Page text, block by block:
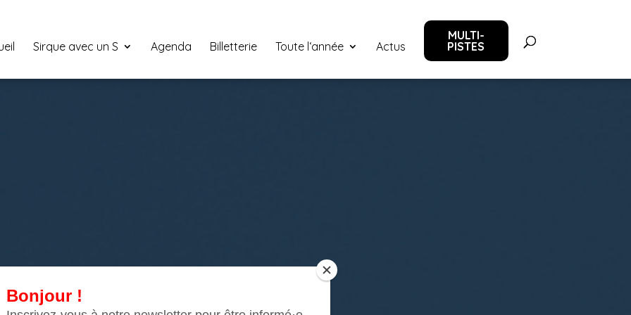
Sirque avec un S Agenda Billetterie Toute l‘année Actus
MULTI-
PISTES